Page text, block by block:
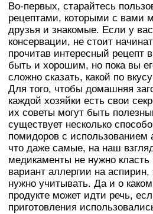
Во-первых, старайтесь
рецептами, которыми с вами
друзья и знакомые. Если у
консервации, не стоит
прочитав интересный рецепт
быть и хорошим, но пока вы
сложно сказать, какой по
Для того, чтобы домашняя
каждой хозяйки есть свои
их советы могут быть
существует несколько
помидоров с использованием
что даже самые, на наш
медикаменты не нужно
вариант аллергии на
нужно учитывать. Да и о
продукте может идти речь,
приготовления